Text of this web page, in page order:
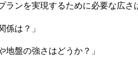
ランを実現するために必要な広さ
係は？」
地盤の強さはどうか？」